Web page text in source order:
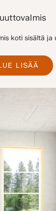
koti sisältä ja
LISÄÄ